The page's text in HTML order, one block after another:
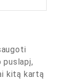
kitą kartą